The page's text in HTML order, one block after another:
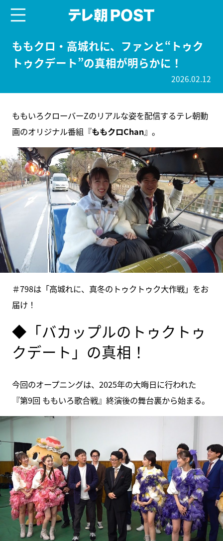
ももクロ・高城れに、ファンと“トゥク
トゥクデート”の真相が明らかに！
2026.02.12
ももいろクローバーZのリアルな姿を配信するテレ朝動
画のオリジナル番組『ももクロChan』。
＃798は「高城れに、真冬のトゥクトゥク大作戦」をお
届け！
◆「バカップルのトゥクトゥ
クデート」の真相！
今回のオープニングは、2025年の大晦日に行われた
『第9回 ももいろ歌合戦』終演後の舞台裏から始まる。